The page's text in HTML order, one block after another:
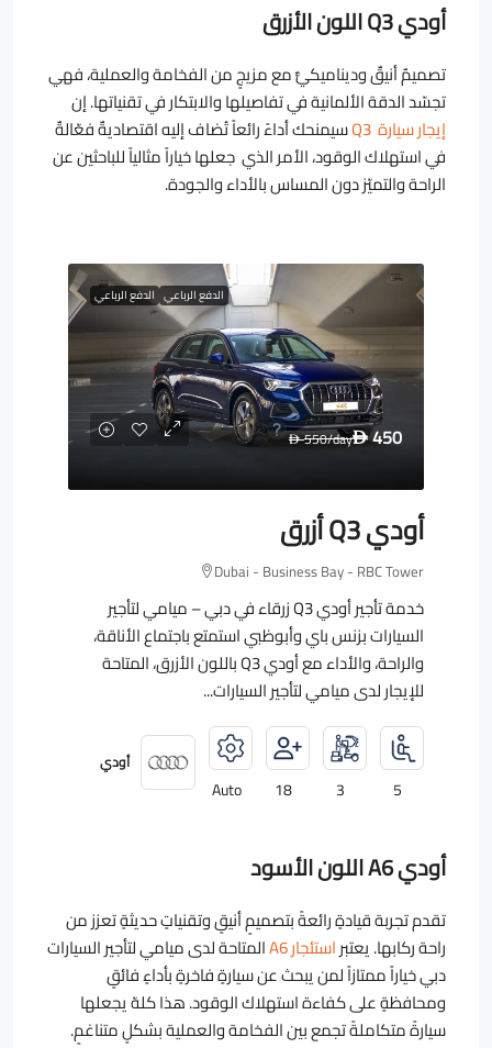
أودي Q3 اللون الأزرق
تصميمٌ أنيقٌ وديناميكيٌّ مع مزيجٍ من الفخامة والعملية، فهي
تجسّد الدقة الألمانية في تفاصيلها والابتكار في تقنياتها. إن
إيجار سيارة Q3
سيمنحك أداءً رائعاً تُضاف إليه اقتصاديةٌ فعّالةٌ
في استهلاك الوقود، الأمر الذي جعلها خياراً مثالياً للباحثين عن
الراحة والتميّز دون المساس بالأداء والجودة.
الدفع الرباعي الدفع الرباعي
D450
D550/day
أودي Q3 أزرق
Dubai - Business Bay - RBC Tower
خدمة تأجير أودي Q3 زرقاء في دبي – ميامي لتأجير
السيارات بزنس باي وأبوظبي استمتع باجتماع الأناقة،
والراحة، والأداء مع أودي Q3 باللون الأزرق، المتاحة
للإيجار لدى ميامي لتأجير السيارات...
5
3
18
Auto
أودي
أودي A6 اللون الأسود
تقدم تجربة قيادةٍ رائعةً بتصميمٍ أنيقٍ وتقنياتٍ حديثةٍ تعزز من
راحة ركابها. يعتبراستئجار A6
المتاحة لدى ميامي لتأجير السيارات
دبي خياراً ممتازاً لمن يبحث عن سيارةٍ فاخرةٍ بأداءٍ فائقٍ
ومحافظةٍ على كفاءة استهلاك الوقود. هذا كلهّ يجعلها
سيارةً متكاملةً تجمع بين الفخامة والعملية بشكلٍ متناغمٍ.